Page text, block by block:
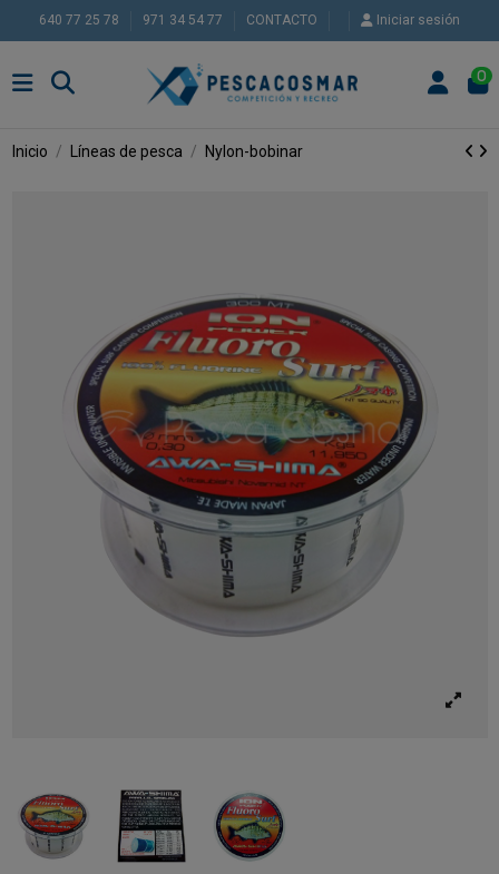
640 77 25 78 971 34 54 77 CONTACTO Iniciar sesión
0
Inicio Líneas de pesca Nylon-bobinar